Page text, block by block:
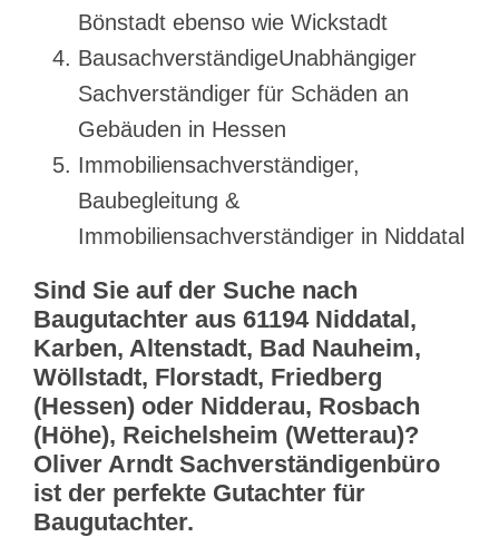
Bönstadt ebenso wie Wickstadt
BausachverständigeUnabhängiger
Sachverständiger für Schäden an
Gebäuden in Hessen
Immobiliensachverständiger,
Baubegleitung &
Immobiliensachverständiger in Niddatal
Sind Sie auf der Suche nach
Baugutachter aus 61194 Niddatal,
Karben, Altenstadt, Bad Nauheim,
Wöllstadt, Florstadt, Friedberg
(Hessen) oder Nidderau, Rosbach
(Höhe), Reichelsheim (Wetterau)?
Oliver Arndt Sachverständigenbüro
ist der perfekte Gutachter für
Baugutachter.